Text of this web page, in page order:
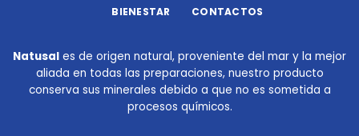
BIENESTAR
CONTACTOS
Natusal es de origen natural, proveniente del mar y la mejor
aliada en todas las preparaciones, nuestro producto
conserva sus minerales debido a que no es sometida a
procesos químicos.